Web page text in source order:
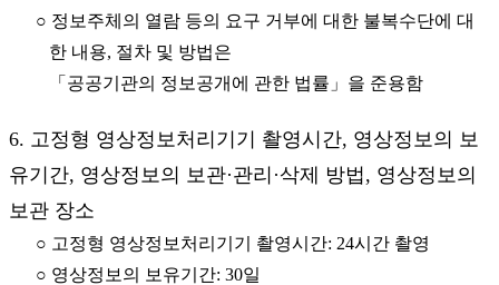
○ 정보주체의 열람 등의 요구 거부에 대한 불복수단에 대
한 내용, 절차 및 방법은
「공공기관의 정보공개에 관한 법률」을 준용함
6. 고정형 영상정보처리기기 촬영시간, 영상정보의 보
유기간, 영상정보의 보관·관리·삭제 방법, 영상정보의
보관 장소
○ 고정형 영상정보처리기기 촬영시간: 24시간 촬영
○ 영상정보의 보유기간: 30일